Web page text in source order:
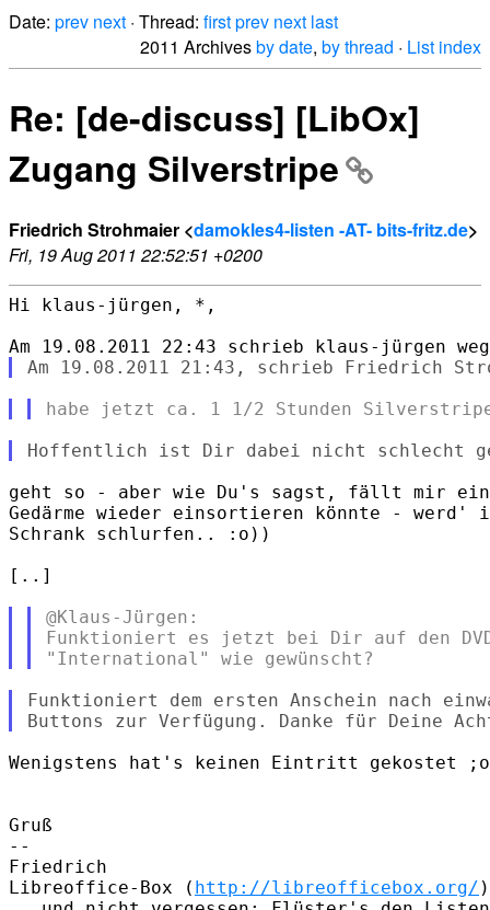
Date: prev next · Thread: firstprev next last
2011 Archivesby date, by thread · List index
Re: [de-discuss] [LibOx]
Zugang Silverstripe
Friedrich Strohmaier <damokles4-listen -AT- bits-fritz.de>
Fri, 19 Aug 2011 22:52:51 +0200
Hi klaus-jürgen, *,
geht so - aber wie Du's sagst, fällt mir
Gedärme wieder einsortieren könnte - werd'
Schrank schlurfen.. :o))
[..]
@Klaus-Jürgen:
Funktioniert es jetzt bei Dir auf den
Funktioniert dem ersten Anschein nach
Wenigstens hat's keinen Eintritt gekostet
Gruß
--
Friedrich
Libreoffice-Box ( http://libreofficebox.org/ )